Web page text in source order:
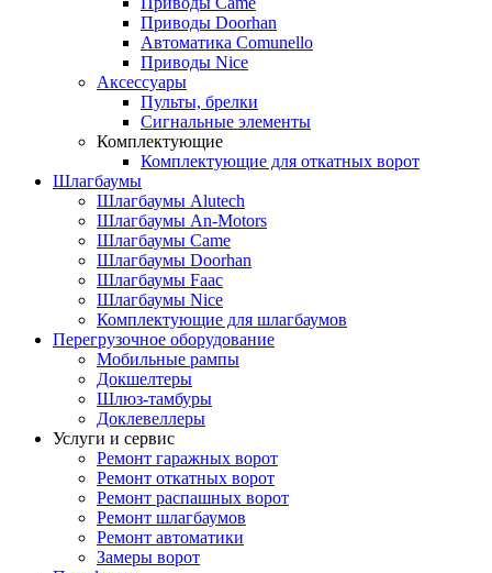
Приводы Doorhan
Автоматика Comunello
Приводы Nice
Аксессуары
Пульты, брелки
Сигнальные элементы
Комплектующие
Комплектующие для откатных ворот
Шлагбаумы
Шлагбаумы Alutech
Шлагбаумы An-Motors
Шлагбаумы Came
Шлагбаумы Doorhan
Шлагбаумы Faac
Шлагбаумы Nice
Комплектующие для шлагбаумов
Перегрузочное оборудование
Мобильные рампы
Докшелтеры
Шлюз-тамбуры
Доклевеллеры
Услуги и сервис
Ремонт гаражных ворот
Ремонт откатных ворот
Ремонт распашных ворот
Ремонт шлагбаумов
Ремонт автоматики
Замеры ворот